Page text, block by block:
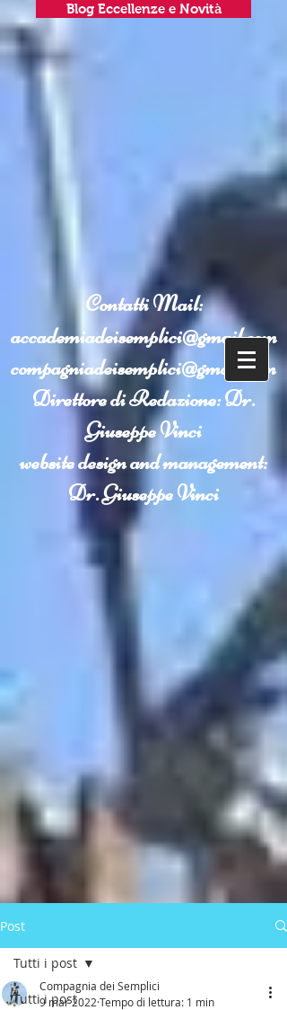
Blog Eccellenze e Novità
ContattiMail:
accademiadeisemplici@gmail.com
compagniadeisemplici@gmail.com
Direttore di Redazione: Dr.
Giuseppe Vinci
website design and management:
Dr. Giuseppe Vinci
Post
Tutti i post
Tutti i post
Compagnia dei Semplici
9 mar 2022 Tempo di lettura: 1 min